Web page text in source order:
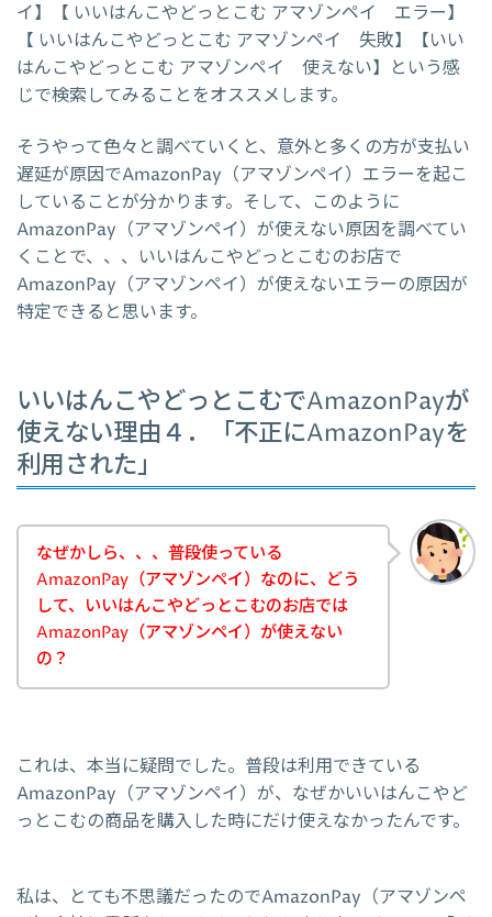
イ】【 いいはんこやどっとこむ アマゾンペイ エラー】
【 いいはんこやどっとこむ アマゾンペイ 失敗】【いい
はんこやどっとこむ アマゾンペイ 使えない】という感
じで検索してみることをオススメします。
そうやって色々と調べていくと、意外と多くの方が支払い
遅延が原因でAmazonPay（アマゾンペイ）エラーを起こ
していることが分かります。そして、このように
AmazonPay（アマゾンペイ）が使えない原因を調べてい
くことで、、、いいはんこやどっとこむのお店で
AmazonPay（アマゾンペイ）が使えないエラーの原因が
特定できると思います。
いいはんこやどっとこむでAmazonPayが
使えない理由４．「不正にAmazonPayを
利用された」
なぜかしら、、、普段使っている
AmazonPay（アマゾンペイ）なのに、どう
して、いいはんこやどっとこむのお店では
AmazonPay（アマゾンペイ）が使えない
の？
これは、本当に疑問でした。普段は利用できている
AmazonPay（アマゾンペイ）が、なぜかいいはんこやど
っとこむの商品を購入した時にだけ使えなかったんです。
私は、とても不思議だったのでAmazonPay（アマゾンペ